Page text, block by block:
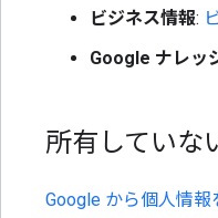
ビジネス情報:
Google ナレッ
所有していな
Google から個人情報